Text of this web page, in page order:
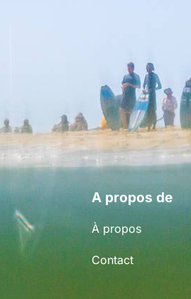
A propos de
À propos
Contact